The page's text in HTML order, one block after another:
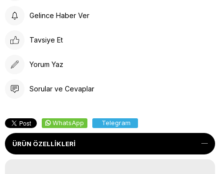
Gelince Haber Ver
Tavsiye Et
Yorum Yaz
Sorular ve Cevaplar
WhatsApp Telegram
ÜRÜN ÖZELLIKLERI